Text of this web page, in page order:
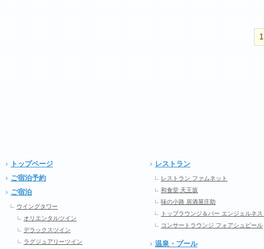
1
トップページ
ご宿泊予約
ご宿泊
ウイングタワー
オリエンタルツイン
デラックスツイン
ラグジュアリーツイン
レストラン
レストラン ファムネット
和食堂 天王坂
味の小路 居酒屋庄助
トップラウンジ＆バー エンジェルネス
コンサートラウンジ フォアシュピール
温泉・プール